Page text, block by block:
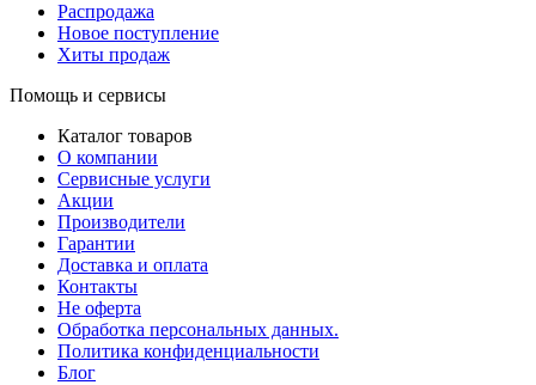
Распродажа
Новое поступление
Хиты продаж
Помощь и сервисы
Каталог товаров
О компании
Сервисные услуги
Акции
Производители
Гарантии
Доставка и оплата
Контакты
Не оферта
Обработка персональных данных.
Политика конфиденциальности
Блог